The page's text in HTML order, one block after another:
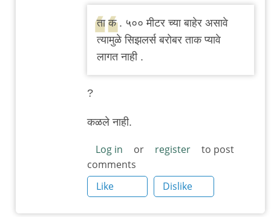
अजून
by
अबापट
ता क . ५०० मीटर च्या बाहेर असावे
त्यामुळे सिझलर्स बरोबर ताक प्यावे
लागत नाही .
?
कळले नाही.
Log in or register
to post
comments
Like
Dislike